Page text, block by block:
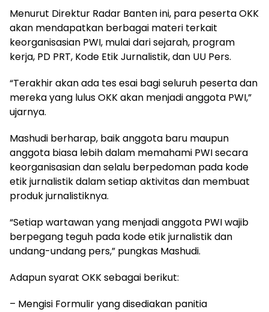
Menurut Direktur Radar Banten ini, para peserta OKK
akan mendapatkan berbagai materi terkait
keorganisasian PWI, mulai dari sejarah, program
kerja, PD PRT, Kode Etik Jurnalistik, dan UU Pers.
“Terakhir akan ada tes esai bagi seluruh peserta dan
mereka yang lulus OKK akan menjadi anggota PWI,”
ujarnya.
Mashudi berharap, baik anggota baru maupun
anggota biasa lebih dalam memahami PWI secara
keorganisasian dan selalu berpedoman pada kode
etik jurnalistik dalam setiap aktivitas dan membuat
produk jurnalistiknya.
“Setiap wartawan yang menjadi anggota PWI wajib
berpegang teguh pada kode etik jurnalistik dan
undang-undang pers,” pungkas Mashudi.
Adapun syarat OKK sebagai berikut:
– Mengisi Formulir yang disediakan panitia